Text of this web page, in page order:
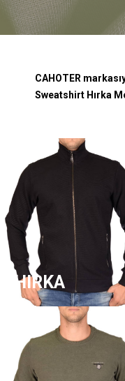
CAHOTER
Sweatshirt Hırka
HIRKA